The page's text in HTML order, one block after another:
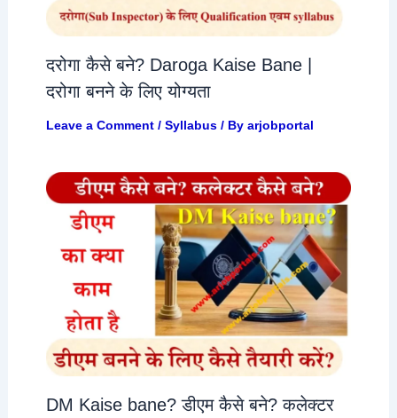
दरोगा कैसे बने? Daroga Kaise Bane |
दरोगा बनने के लिए योग्यता
Leave a Comment / Syllabus/ By arjobportal
DM Kaise bane? डीएम कैसे बने? कलेक्टर